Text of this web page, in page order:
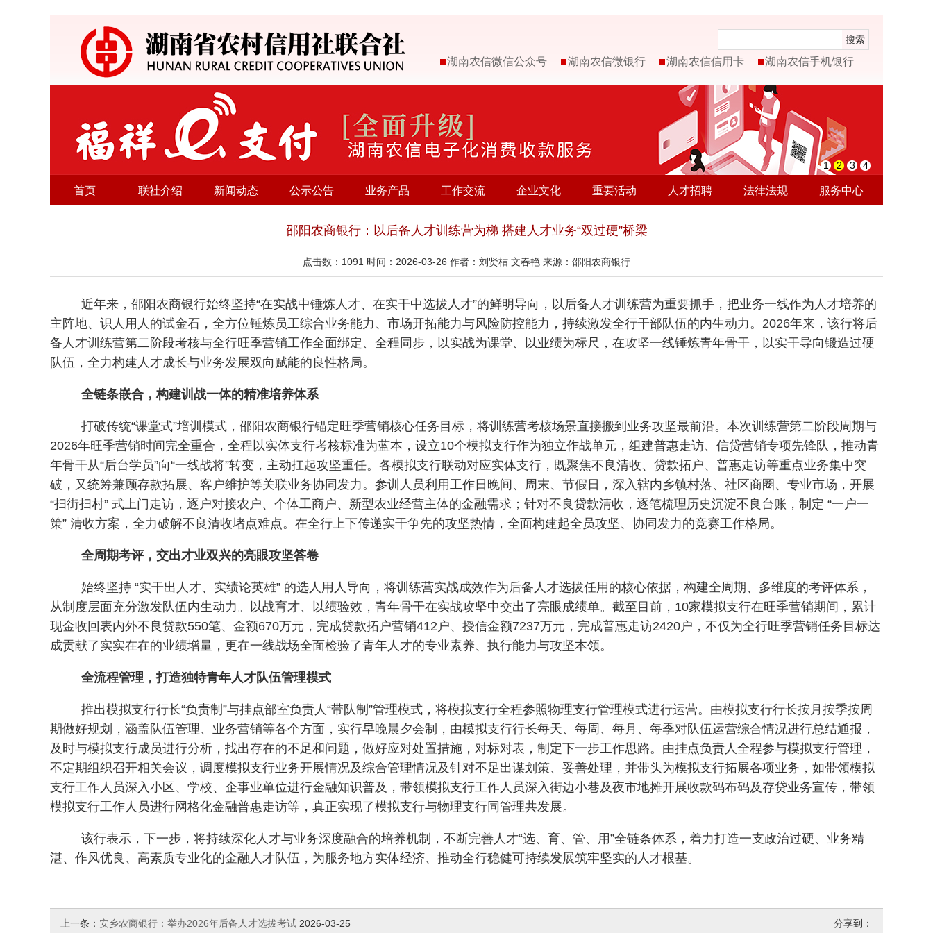
搜索
湖南农信微信公众号 湖南农信微银行 湖南农信信用卡 湖南农信手机银行
1 2 3 4
首页 联社介绍 新闻动态 公示公告 业务产品 工作交流 企业文化 重要活动 人才招聘 法律法规 服务中心
邵阳农商银行：以后备人才训练营为梯 搭建人才业务“双过硬”桥梁
点击数： 1091 时间：2026-03-26 作者：刘贤桔 文春艳 来源：邵阳农商银行
近年来，邵阳农商银行始终坚持“在实战中锤炼人才、在实干中选拔人才”的鲜明导向，以后备人才训练营为重要抓手，把业务一线作为人才培养的
主阵地、识人用人的试金石，全方位锤炼员工综合业务能力、市场开拓能力与风险防控能力，持续激发全行干部队伍的内生动力。2026年来，该行将后
备人才训练营第二阶段考核与全行旺季营销工作全面绑定、全程同步，以实战为课堂、以业绩为标尺，在攻坚一线锤炼青年骨干，以实干导向锻造过硬
队伍，全力构建人才成长与业务发展双向赋能的良性格局。
全链条嵌合，构建训战一体的精准培养体系
打破传统“课堂式”培训模式，邵阳农商银行锚定旺季营销核心任务目标，将训练营考核场景直接搬到业务攻坚最前沿。本次训练营第二阶段周期与
2026年旺季营销时间完全重合，全程以实体支行考核标准为蓝本，设立10个模拟支行作为独立作战单元，组建普惠走访、信贷营销专项先锋队，推动青
年骨干从“后台学员”向“一线战将”转变，主动扛起攻坚重任。各模拟支行联动对应实体支行，既聚焦不良清收、贷款拓户、普惠走访等重点业务集中突
破，又统筹兼顾存款拓展、客户维护等关联业务协同发力。参训人员利用工作日晚间、周末、节假日，深入辖内乡镇村落、社区商圈、专业市场，开展
“扫街扫村” 式上门走访，逐户对接农户、个体工商户、新型农业经营主体的金融需求；针对不良贷款清收，逐笔梳理历史沉淀不良台账，制定 “一户一
策” 清收方案，全力破解不良清收堵点难点。在全行上下传递实干争先的攻坚热情，全面构建起全员攻坚、协同发力的竞赛工作格局。
全周期考评，交出才业双兴的亮眼攻坚答卷
始终坚持 “实干出人才、实绩论英雄” 的选人用人导向，将训练营实战成效作为后备人才选拔任用的核心依据，构建全周期、多维度的考评体系，
从制度层面充分激发队伍内生动力。以战育才、以绩验效，青年骨干在实战攻坚中交出了亮眼成绩单。截至目前，10家模拟支行在旺季营销期间，累计
现金收回表内外不良贷款550笔、金额670万元，完成贷款拓户营销412户、授信金额7237万元，完成普惠走访2420户，不仅为全行旺季营销任务目标达
成贡献了实实在在的业绩增量，更在一线战场全面检验了青年人才的专业素养、执行能力与攻坚本领。
全流程管理，打造独特青年人才队伍管理模式
推出模拟支行行长“负责制”与挂点部室负责人“带队制”管理模式，将模拟支行全程参照物理支行管理模式进行运营。由模拟支行行长按月按季按周
期做好规划，涵盖队伍管理、业务营销等各个方面，实行早晚晨夕会制，由模拟支行行长每天、每周、每月、每季对队伍运营综合情况进行总结通报，
及时与模拟支行成员进行分析，找出存在的不足和问题，做好应对处置措施，对标对表，制定下一步工作思路。由挂点负责人全程参与模拟支行管理，
不定期组织召开相关会议，调度模拟支行业务开展情况及综合管理情况及针对不足出谋划策、妥善处理，并带头为模拟支行拓展各项业务，如带领模拟
支行工作人员深入小区、学校、企事业单位进行金融知识普及，带领模拟支行工作人员深入街边小巷及夜市地摊开展收款码布码及存贷业务宣传，带领
模拟支行工作人员进行网格化金融普惠走访等，真正实现了模拟支行与物理支行同管理共发展。
该行表示，下一步，将持续深化人才与业务深度融合的培养机制，不断完善人才“选、育、管、用”全链条体系，着力打造一支政治过硬、业务精
湛、作风优良、高素质专业化的金融人才队伍，为服务地方实体经济、推动全行稳健可持续发展筑牢坚实的人才根基。
分享到：
上一条： 安乡农商银行：举办2026年后备人才选拔考试 2026-03-25